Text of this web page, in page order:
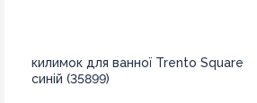
килимок для ванної Trento Square
синій (35899)